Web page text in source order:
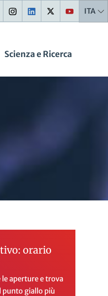
ITA
Scienza e Ricerca
orario
aperture e trova
punto giallo più